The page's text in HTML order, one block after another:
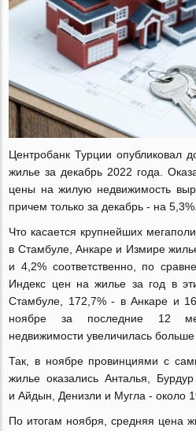
Центробанк Турции опубликовал
жилье за ​​декабрь 2022 года.
цены на жилую недвижимость
причем только за декабрь - на 5,3%.
Что касается крупнейших
в Стамбуле, Анкаре и Измире
и 4,2% соответственно, по
Индекс цен на жилье за год в
Стамбуле, 172,7% - в Анкаре и
ноябре за последние 12
недвижимости увеличилась больше
Так, в ноябре провинциями с
жилье оказались Анталья,
и Айдын, Денизли и Мугла - около
По итогам ноября, средняя цена